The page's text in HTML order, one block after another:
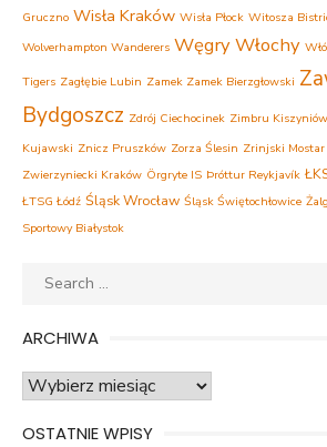
Gruczno Wisła Kraków Wisła Płock Witosza
Wolverhampton Wanderers WęgryWłochy
Tigers Zagłębie Lubin Zamek Zamek Bierzgłowski
Bydgoszcz Zdrój Ciechocinek Zimbru Kiszyniów
Kujawski Znicz Pruszków Zorza Ślesin Zrinjski Mostar
Zwierzyniecki Kraków Örgryte IS Þróttur Reykjavík
ŁTSG Łódź Śląsk Wrocław Śląsk Świętochłowice
Sportowy Białystok
Search
ARCHIWA
Archiwa
OSTATNIE WPISY